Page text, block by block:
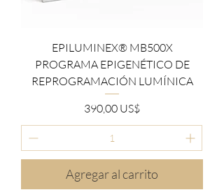
EPILUMINEX® MB500X
PROGRAMA EPIGENÉTICO DE
REPROGRAMACIÓN LUMÍNICA
Precio
390,00 US$
Agregar al carrito